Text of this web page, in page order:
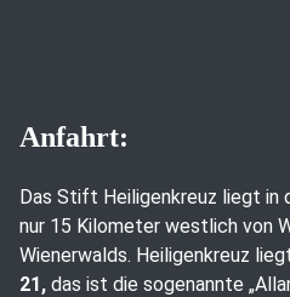
Anfahrt:
Das Stift Heiligenkreuz liegt in
nur 15 Kilometer westlich von
Wienerwalds. Heiligenkreuz
21, das ist die sogenannte